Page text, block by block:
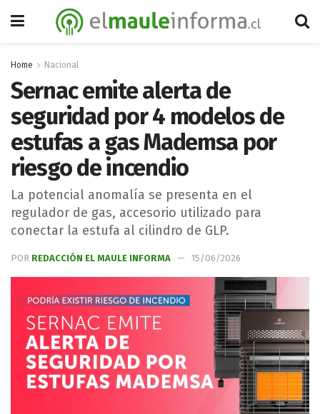
Home Nacional
Sernac emite alerta de
seguridad por 4 modelos de
estufas a gas Mademsa por
riesgo de incendio
La potencial anomalía se presenta en el
regulador de gas, accesorio utilizado para
conectar la estufa al cilindro de GLP.
POR REDACCIÓN EL MAULE INFORMA 15/06/2026